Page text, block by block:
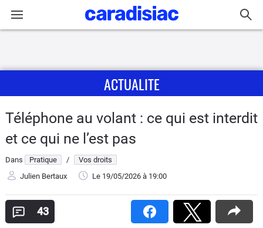
Actu
Essais
Guide
Electriques
ACTUALITE
Téléphone au volant : ce qui est interdit
et ce qui ne l’est pas
Dans Pratique /
Vos droits
Julien Bertaux
Le 19/05/2026 à 19:00
43